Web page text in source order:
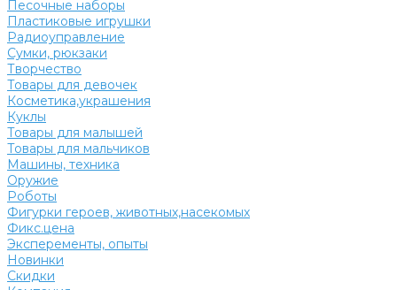
Песочные наборы
Пластиковые игрушки
Радиоуправление
Сумки, рюкзаки
Творчество
Товары для девочек
Косметика,украшения
Куклы
Товары для малышей
Товары для мальчиков
Машины, техника
Оружие
Роботы
Фигурки героев, животных,насекомых
Фикс.цена
Эксперементы, опыты
Новинки
Скидки